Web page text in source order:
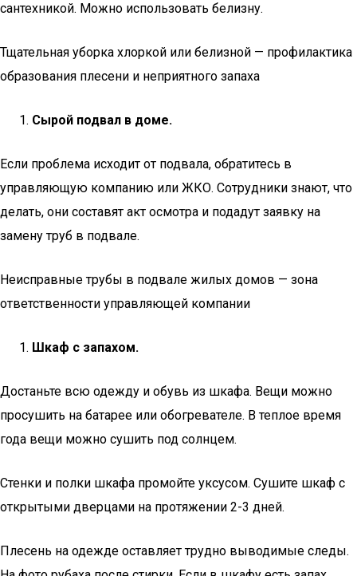
сантехникой. Можно использовать белизну.
Тщательная уборка хлоркой или белизной — профилактика
образования плесени и неприятного запаха
Сырой подвал в доме.
Если проблема исходит от подвала, обратитесь в
управляющую компанию или ЖКО. Сотрудники знают, что
делать, они составят акт осмотра и подадут заявку на
замену труб в подвале.
Неисправные трубы в подвале жилых домов — зона
ответственности управляющей компании
Шкаф с запахом.
Достаньте всю одежду и обувь из шкафа. Вещи можно
просушить на батарее или обогревателе. В теплое время
года вещи можно сушить под солнцем.
Стенки и полки шкафа промойте уксусом. Сушите шкаф с
открытыми дверцами на протяжении 2-3 дней.
Плесень на одежде оставляет трудно выводимые следы.